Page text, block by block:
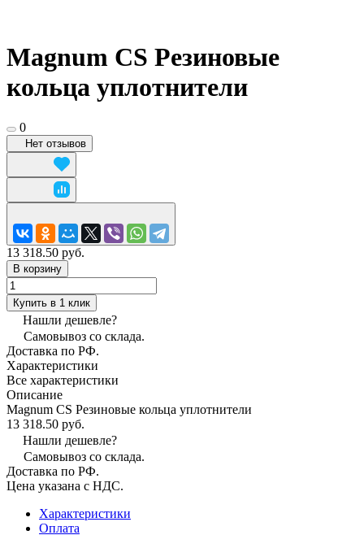
Magnum CS Резиновые
кольца уплотнители
0
Нет отзывов
13 318.50 руб.
В корзину
Купить в 1 клик
Нашли дешевле?
Самовывоз со склада.
Доставка по РФ.
Характеристики
Все характеристики
Описание
Magnum CS Резиновые кольца уплотнители
13 318.50 руб.
Нашли дешевле?
Самовывоз со склада.
Доставка по РФ.
Цена указана с НДС.
Характеристики
Оплата